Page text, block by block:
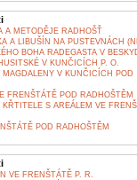
A METODĚJE RADHOŠŤ
A LIBUŠÍN NA PUSTEVNÁCH
BOHA RADEGASTA V
V KUNČICÍCH P. O.
MAGDALENY V KUNČICÍCH POD
FRENŠTÁTĚ POD RADHOŠTĚM
KŘTITELE S AREÁLEM VE
POD RADHOŠTĚM
VE FRENŠTÁTĚ P. R.